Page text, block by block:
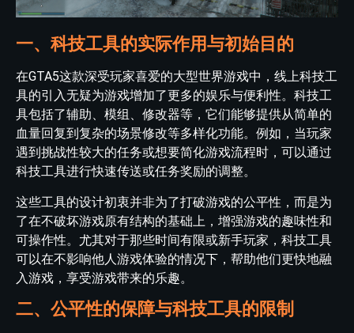
一、科技工具的实际作用与初始目的
在GTA5这款深受玩家喜爱的大型世界游戏中，线上科技工
具的引入无疑为游戏增加了更多的娱乐与便利性。科技工
具包括了辅助、模组、修改器等，它们能够提供从简单的
血量回复到复杂的场景修改等多样化功能。例如，当玩家
遇到挑战性较大的任务或想要简化游戏流程时，可以通过
科技工具进行快速传送或任务奖励的调整。
这些工具的设计初衷并非为了打破游戏的公平性，而是为
了在不破坏游戏原有结构的基础上，增强游戏的趣味性和
可操作性。尤其对于那些时间有限或新手玩家，科技工具
可以在不影响他人游戏体验的情况下，帮助他们更快地融
入游戏，享受游戏带来的乐趣。
二、公平性的保障与科技工具的限制